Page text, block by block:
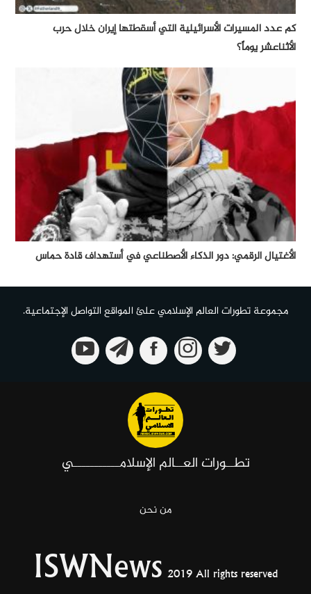
كم عدد المسيرات الأسرائيلية التي أسقطتها إيران خلال حرب
الأثناعشر يوماً؟
الأغتيال الرقمي: دور الذكاء الأصطناعي في أستهداف قادة حماس
مجموعة تطورات العالم الإسلامي علئ المواقع التواصل الإجتماعية.
تطــورات العــالم الإسلامـــــــــــي
من نحن
ISWNews 2019 All rights reserved